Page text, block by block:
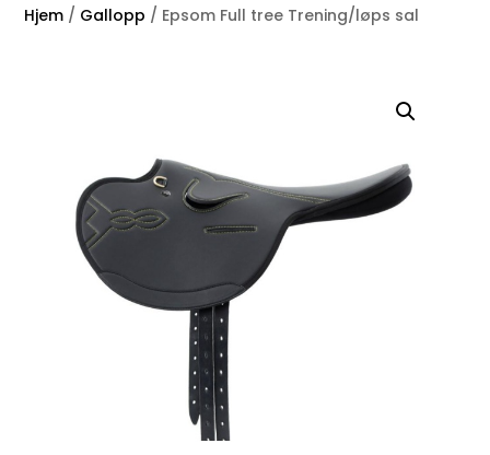
Hjem / Gallopp / Epsom Full tree Trening/løps sal